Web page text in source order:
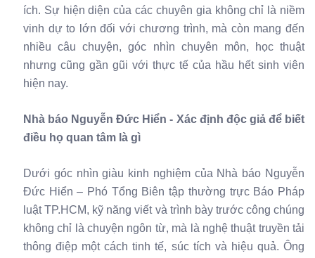
ích. Sự hiện diện của các chuyên gia không chỉ là niềm
vinh dự to lớn đối với chương trình, mà còn mang đến
nhiều câu chuyện, góc nhìn chuyên môn, học thuật
nhưng cũng gần gũi với thực tế của hầu hết sinh viên
hiện nay.
Nhà báo Nguyễn Đức Hiển - Xác định độc giả để biết
điều họ quan tâm là gì
Dưới góc nhìn giàu kinh nghiệm của Nhà báo Nguyễn
Đức Hiển – Phó Tổng Biên tập thường trực Báo Pháp
luật TP.HCM, kỹ năng viết và trình bày trước công chúng
không chỉ là chuyện ngôn từ, mà là nghệ thuật truyền tải
thông điệp một cách tinh tế, súc tích và hiệu quả. Ông